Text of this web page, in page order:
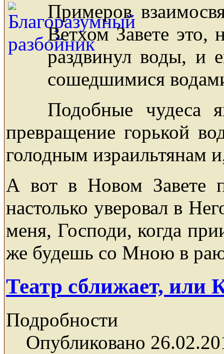
Примеров
Ветхом Завете это,
раздвинул воды, и
сошедшимися
Подобные чудеса
превращение горькой
голодным израильтянам
А вот в Новом Завете
настолько уверовал в
меня, Господи, когда
же будешь со Мною в
Театр сближает,
Подробности
Опубликовано